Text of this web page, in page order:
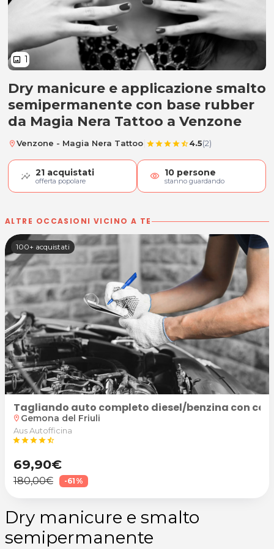
image 1
Dry manicure e smalto
Dry manicure e applicazione smalto
semipermanente con base rubber
da Magia Nera Tattoo a Venzone
location_on Venzone - Magia Nera Tattoo starstarstarstarstar_half4.5(2)
21 acquistati
offerta popolare visibility 10 persone
stanno guardando
ALTRE OCCASIONI VICINO A TE
100+ acquistati
Tagliando auto completo diesel/benzina con
location_on Gemona del Friuli
Aus Autofficina
starstarstarstarstar_half
69,90€
180,00€ -61%
Dry manicure e smalto
semipermanente